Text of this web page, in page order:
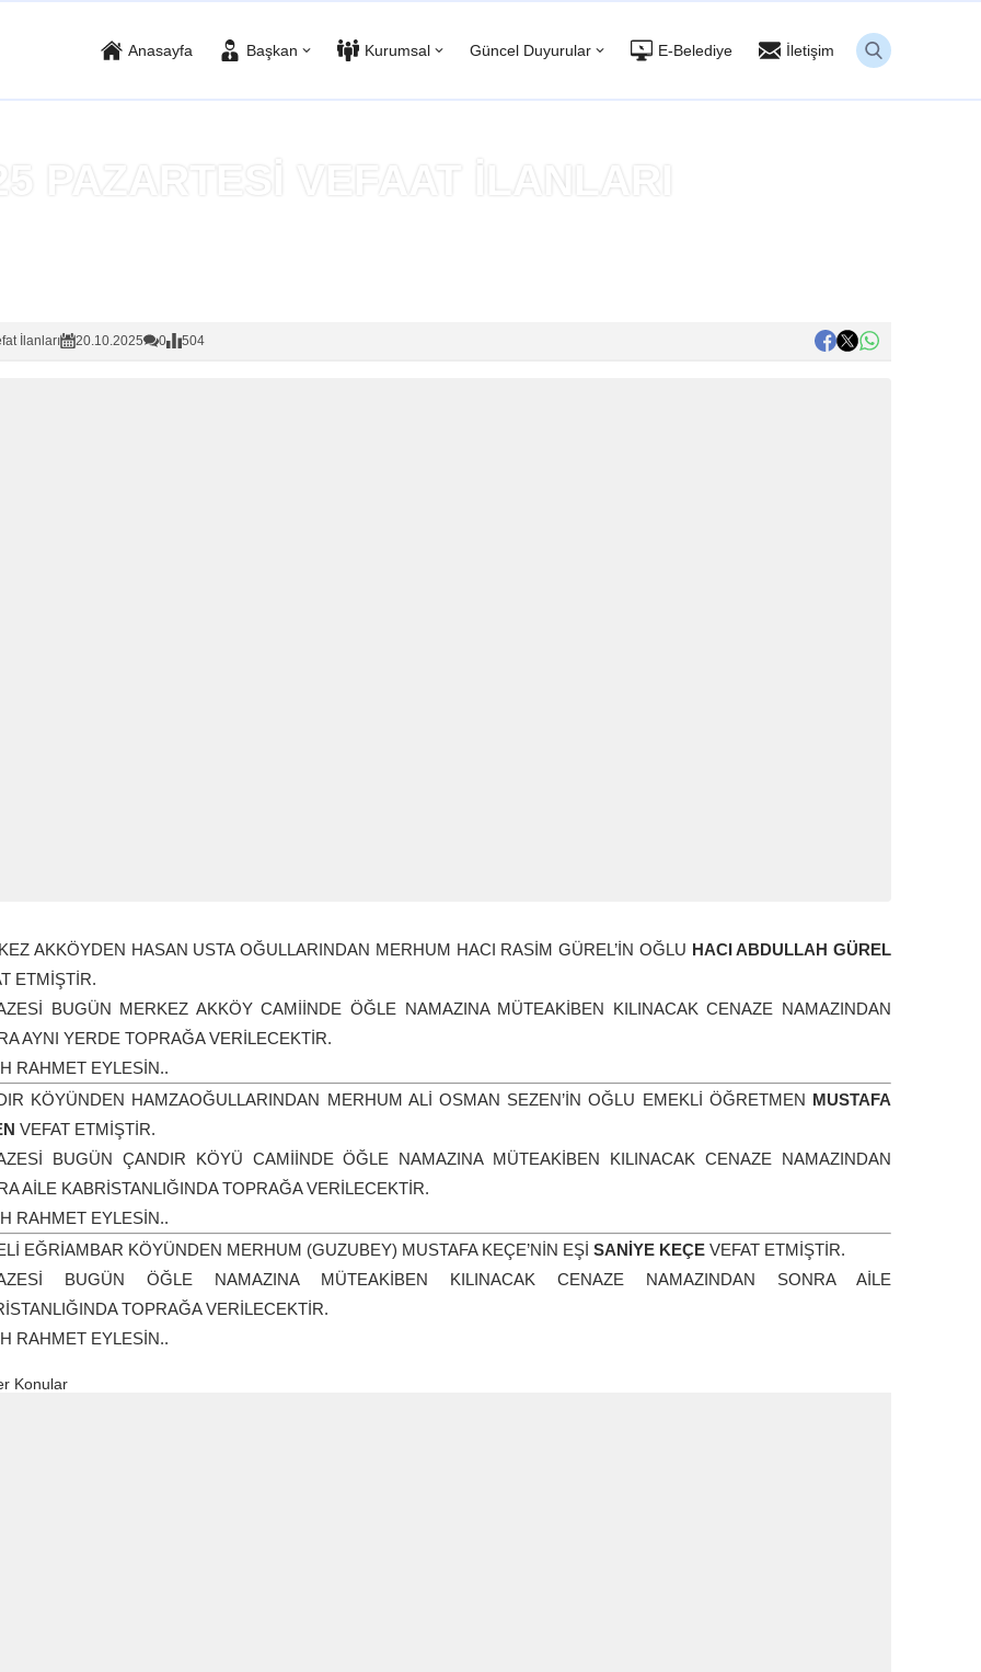
Anasayfa Başkan Kurumsal Güncel Duyurular E-Belediye İletişim
PAZARTESİ VEFAAT İLANLARI
İlanları 20.10.2025 0 504
AKKÖYDEN HASAN USTA OĞULLARINDAN MERHUM HACI RASİM GÜREL’İN OĞLU HACI ABDULLAH GÜREL
ETMİŞTİR.
BUGÜN MERKEZ AKKÖY CAMİİNDE ÖĞLE NAMAZINA MÜTEAKİBEN KILINACAK CENAZE NAMAZINDAN
AYNI YERDE TOPRAĞA VERİLECEKTİR.
RAHMET EYLESİN..
KÖYÜNDEN HAMZAOĞULLARINDAN MERHUM ALİ OSMAN SEZEN’İN OĞLU EMEKLİ ÖĞRETMEN MUSTAFA
VEFAT ETMİŞTİR.
BUGÜN ÇANDIR KÖYÜ CAMİİNDE ÖĞLE NAMAZINA MÜTEAKİBEN KILINACAK CENAZE NAMAZINDAN
AİLE KABRİSTANLIĞINDA TOPRAĞA VERİLECEKTİR.
RAHMET EYLESİN..
EĞRİAMBAR KÖYÜNDEN MERHUM (GUZUBEY) MUSTAFA KEÇE’NİN EŞİ SANİYE KEÇE VEFAT ETMİŞTİR.
BUGÜN ÖĞLE NAMAZINA MÜTEAKİBEN KILINACAK CENAZE NAMAZINDAN SONRA AİLE
TOPRAĞA VERİLECEKTİR.
RAHMET EYLESİN..
Konular